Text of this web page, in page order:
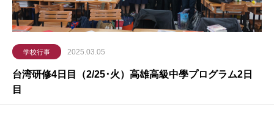
学校行事 2025.03.05
台湾研修4日目（2/25･火）高雄高級中學プログラム2日
目